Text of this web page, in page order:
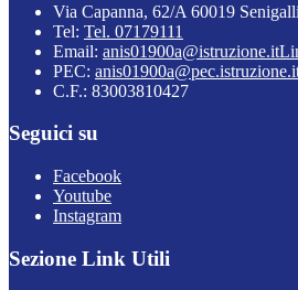
Via Capanna, 62/A 60019
Tel: Tel. 07179111
Email: anis01900a@istruzione.it
PEC:
C.F.: 83003810427
Seguici su
Facebook
Youtube
Instagram
Sezione Link Utili